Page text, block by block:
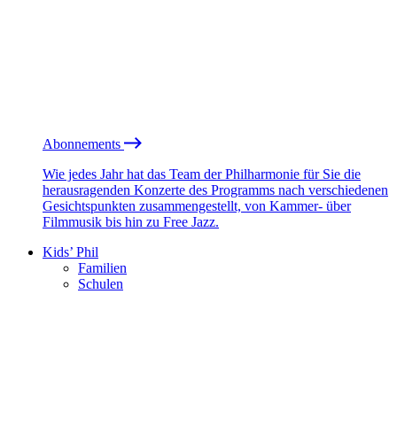
Abonnements
Wie jedes Jahr hat das Team der Philharmonie für Sie die
herausragenden Konzerte des Programms nach verschiedenen
Gesichtspunkten zusammengestellt, von Kammer- über
Filmmusik bis hin zu Free Jazz.
Kids’ Phil
Familien
Schulen